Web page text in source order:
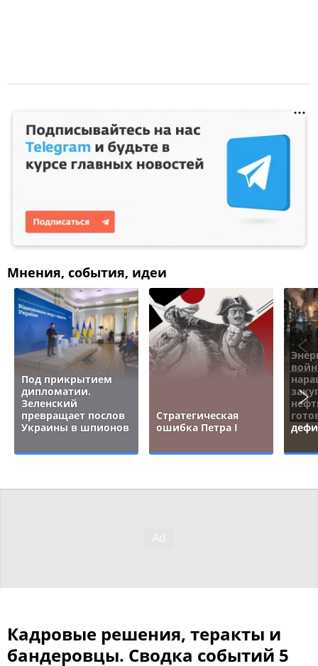
Мнения, события, идеи
Под прикрытием
дипломатии.
Зеленский
превращает послов
Украины в шпионов
Стратегическая
ошибка Петра I
Кадровые решения, теракты и
бандеровцы. Сводка событий 5